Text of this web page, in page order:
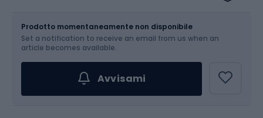
Scegli un'opzione...
Prodotto momentaneamente non disponibile
Set a notification to receive an email from us when an
article becomes available.
Avvisami